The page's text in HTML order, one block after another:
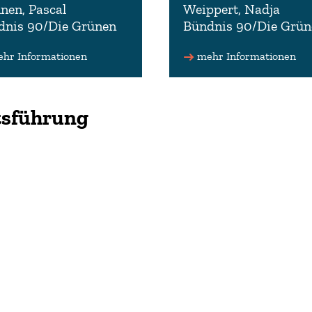
Pascal
90/Die Grünen
Informationen
Weippert, Nadja
Bündnis 90/Die
Vorstand der Fraktion
mehr Informationen